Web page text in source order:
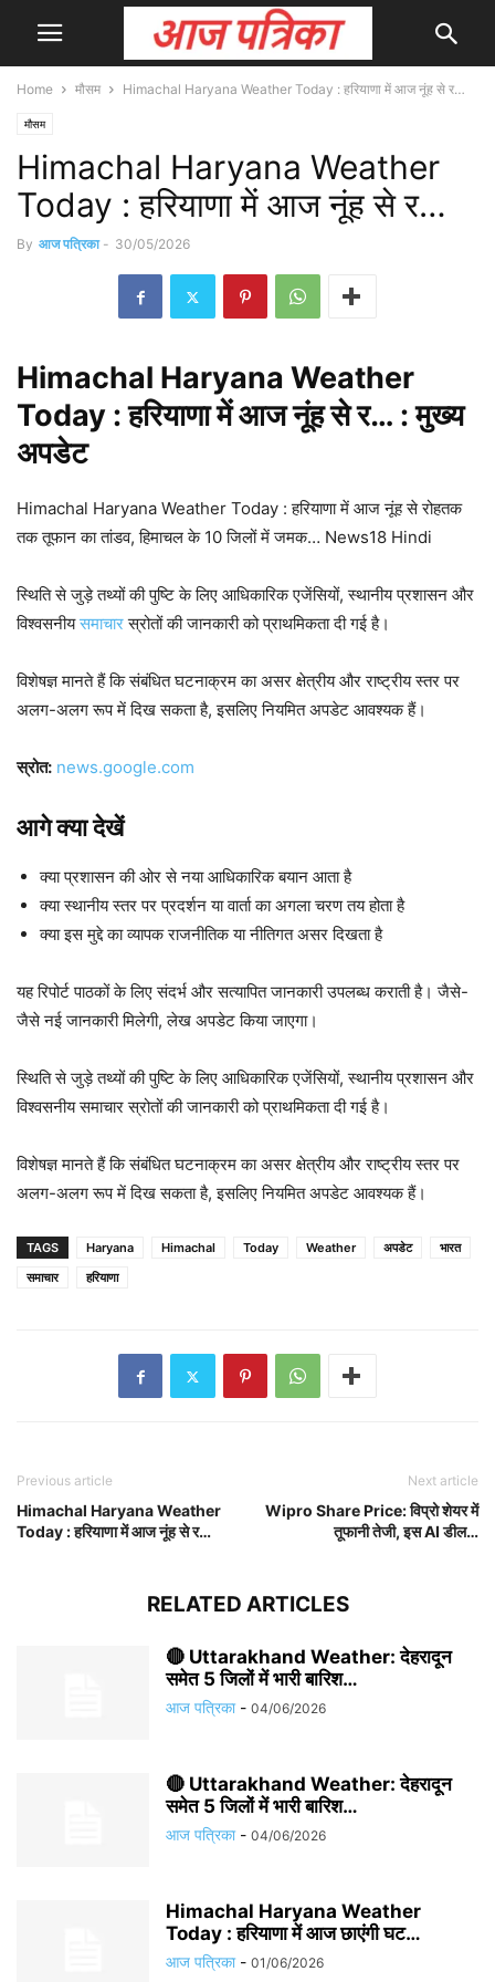
Home मौसम Himachal Haryana Weather Today : हरियाणा में आज नूंह से र…
मौसम
Himachal Haryana Weather
Today : हरियाणा में आज नूंह से र…
By आज पत्रिका - 30/05/2026
Himachal Haryana Weather
Today : हरियाणा में आज नूंह से र… : मुख्य
अपडेट
Himachal Haryana Weather Today : हरियाणा में आज नूंह से रोहतक
तक तूफान का तांडव, हिमाचल के 10 जिलों में जमक… News18 Hindi
स्थिति से जुड़े तथ्यों की पुष्टि के लिए आधिकारिक एजेंसियों, स्थानीय प्रशासन और
विश्वसनीयसमाचारस्रोतों की जानकारी को प्राथमिकता दी गई है।
विशेषज्ञ मानते हैं कि संबंधित घटनाक्रम का असर क्षेत्रीय और राष्ट्रीय स्तर पर
अलग-अलग रूप में दिख सकता है, इसलिए नियमित अपडेट आवश्यक हैं।
स्रोत: news.google.com
आगे क्या देखें
क्या प्रशासन की ओर से नया आधिकारिक बयान आता है
क्या स्थानीय स्तर पर प्रदर्शन या वार्ता का अगला चरण तय होता है
क्या इस मुद्दे का व्यापक राजनीतिक या नीतिगत असर दिखता है
यह रिपोर्ट पाठकों के लिए संदर्भ और सत्यापित जानकारी उपलब्ध कराती है। जैसे-
जैसे नई जानकारी मिलेगी, लेख अपडेट किया जाएगा।
स्थिति से जुड़े तथ्यों की पुष्टि के लिए आधिकारिक एजेंसियों, स्थानीय प्रशासन और
विश्वसनीय समाचार स्रोतों की जानकारी को प्राथमिकता दी गई है।
विशेषज्ञ मानते हैं कि संबंधित घटनाक्रम का असर क्षेत्रीय और राष्ट्रीय स्तर पर
अलग-अलग रूप में दिख सकता है, इसलिए नियमित अपडेट आवश्यक हैं।
TAGS Haryana Himachal Today Weather अपडेट
भारत
समाचार
हरियाणा
Previous article
Himachal Haryana Weather
Today : हरियाणा में आज नूंह से र…
Next article
Wipro Share Price: विप्रो शेयर में
तूफानी तेजी, इस AI डील…
RELATED ARTICLES
🔴 Uttarakhand Weather: देहरादून
समेत 5 जिलों में भारी बारिश…
आज पत्रिका - 04/06/2026
🔴 Uttarakhand Weather: देहरादून
समेत 5 जिलों में भारी बारिश…
आज पत्रिका - 04/06/2026
Himachal Haryana Weather
Today : हरियाणा में आज छाएंगी घट…
आज पत्रिका - 01/06/2026